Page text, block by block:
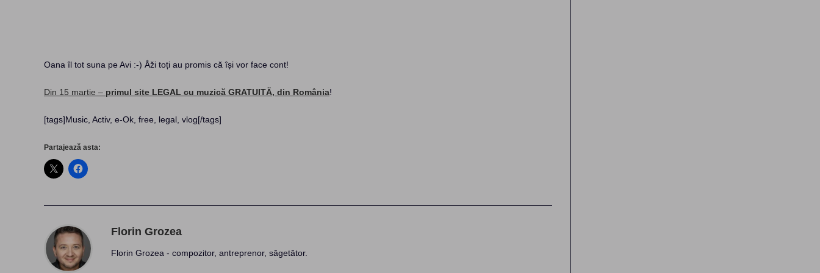
Oana îl tot suna pe Avi :-) Åži toți au promis că își vor face cont!
Din 15 martie – primul site LEGAL cu muzică GRATUITÄ‚ din România!
[tags]Music, Activ, e-Ok, free, legal, vlog[/tags]
Partajează asta:
Florin Grozea
Florin Grozea - compozitor, antreprenor, săgetător.